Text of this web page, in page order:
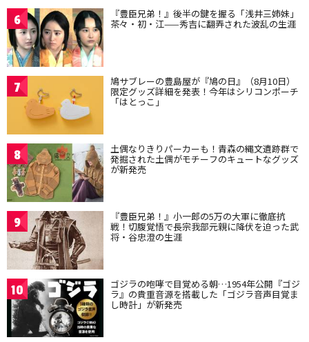
6 『豊臣兄弟！』後半の鍵を握る「浅井三姉妹」
茶々・初・江——秀吉に翻弄された波乱の生涯
7 鳩サブレーの豊島屋が『鳩の日』（8月10日）
限定グッズ詳細を発表！今年はシリコンポーチ
「はとっこ」
8 土偶なりきりパーカーも！青森の縄文遺跡群で
発掘された土偶がモチーフのキュートなグッズ
が新発売
9 『豊臣兄弟！』小一郎の5万の大軍に徹底抗
戦！切腹覚悟で長宗我部元親に降伏を迫った武
将・谷忠澄の生涯
10 ゴジラの咆哮で目覚める朝…1954年公開『ゴジ
ラ』の貴重音源を搭載した「ゴジラ音声目覚ま
し時計」が新発売